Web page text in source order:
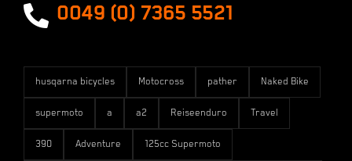
0049 (0) 7365 5521
husqarna bicycles Motocross pather Naked Bike
supermoto a a2 Reiseenduro Travel
390 Adventure 125cc Supermoto